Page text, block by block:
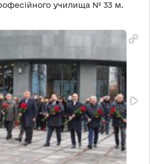
училища № 33 м.